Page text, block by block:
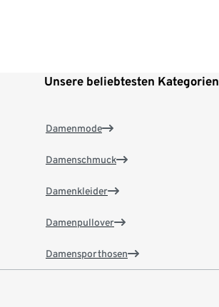
Unsere beliebtesten Kategorien
Damenmode
Damenschmuck
Damenkleider
Damenpullover
Damensporthosen